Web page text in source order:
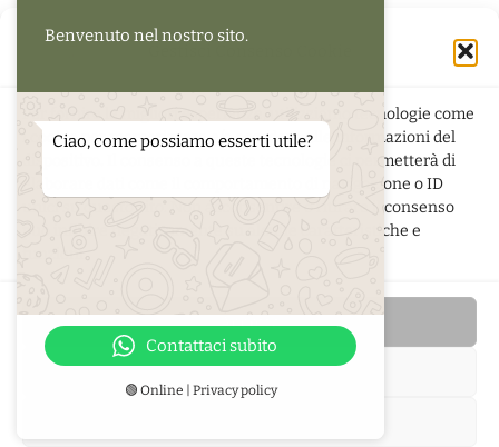
Per fornire le migliori esperienze, utilizziamo tecnologie come
i cookie per memorizzare e/o accedere alle informazioni del
dispositivo. Il consenso a queste tecnologie ci permetterà di
elaborare dati come il comportamento di navigazione o ID
unici su questo sito. Non acconsentire o ritirare il consenso
può influire negativamente su alcune caratteristiche e
Accetta
Nega
Benvenuto nel nostro sito.
Ciao, come possiamo esserti utile?
Contattaci subito
🟢 Online | Privacy policy